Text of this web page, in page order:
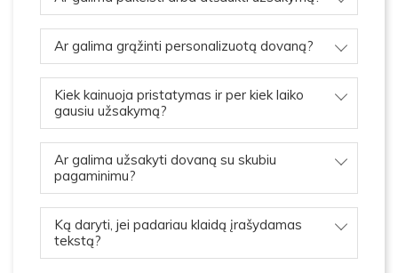
Ar galima grąžinti personalizuotą dovaną?
Kiek kainuoja pristatymas ir per kiek laiko
gausiu užsakymą?
Ar galima užsakyti dovaną su skubiu
pagaminimu?
Ką daryti, jei padariau klaidą įrašydamas
tekstą?